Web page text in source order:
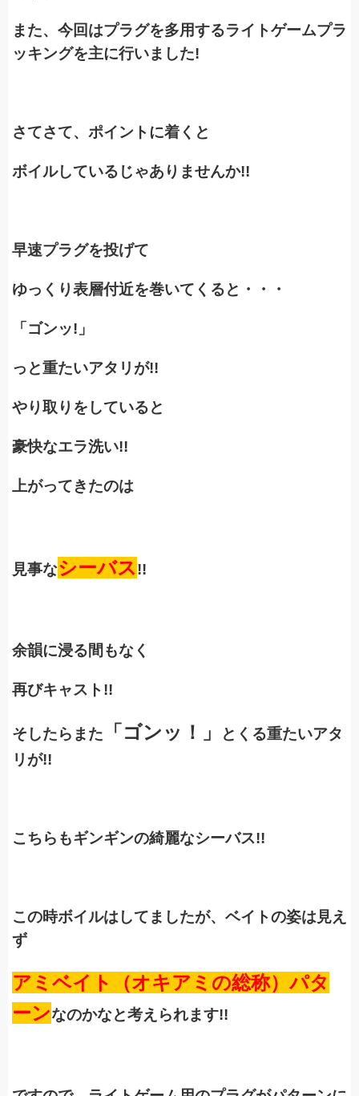
また、今回はプラグを多用するライトゲームプラ
ッキングを主に行いました!
さてさて、ポイントに着くと
ボイルしているじゃありませんか!!
早速プラグを投げて
ゆっくり表層付近を巻いてくると・・・
「ゴンッ!」
っと重たいアタリが!!
やり取りをしていると
豪快なエラ洗い!!
上がってきたのは
見事なシーバス!!
余韻に浸る間もなく
再びキャスト!!
そしたらまた 「ゴンッ！」
とくる重たいアタ
リが!!
こちらもギンギンの綺麗なシーバス!!
この時ボイルはしてましたが、ベイトの姿は見え
ず
アミベイト（オキアミの総称）パタ
ーンなのかなと考えられます!!